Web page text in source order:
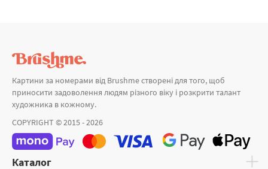
Картини за номерами від Brushme створені для того, щоб
приносити задоволення людям різного віку і розкрити талант
художника в кожному.
COPYRIGHT © 2015 - 2026
Каталог